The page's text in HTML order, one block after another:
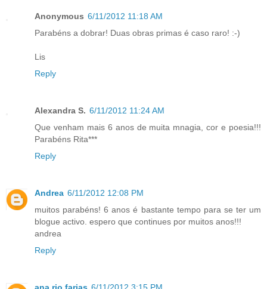
Anonymous 6/11/2012 11:18 AM
Parabéns a dobrar! Duas obras primas é caso raro! :-)
Lis
Reply
Alexandra S. 6/11/2012 11:24 AM
Que venham mais 6 anos de muita mnagia, cor e poesia!!!
Parabéns Rita***
Reply
Andrea 6/11/2012 12:08 PM
muitos parabéns! 6 anos é bastante tempo para se ter um
blogue activo. espero que continues por muitos anos!!!
andrea
Reply